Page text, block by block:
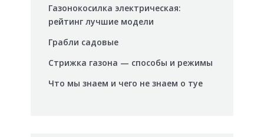
Газонокосилка электрическая:
рейтинг лучшие модели
Грабли садовые
Стрижка газона — способы и режимы
Что мы знаем и чего не знаем о туе